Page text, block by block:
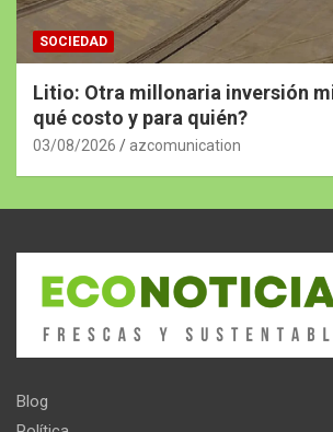
SOCIEDAD
Litio: Otra millonaria inversión
qué costo y para quién?
03/08/2026 azcomunication
Blog